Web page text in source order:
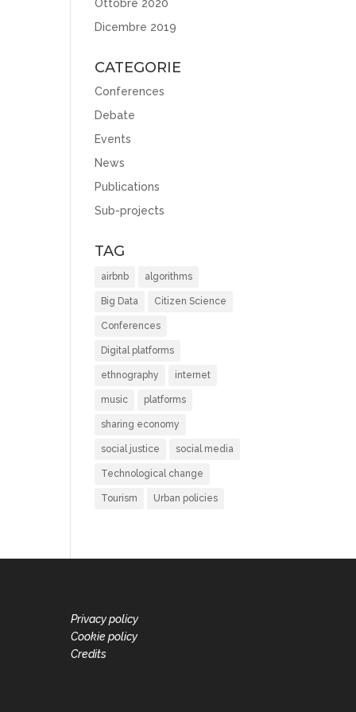
Ottobre 2020
Dicembre 2019
CATEGORIE
Conferences
Debate
Events
News
Publications
Sub-projects
TAG
airbnb algorithms
Big Data Citizen Science
Conferences
Digital platforms
ethnography internet
music platforms
sharing economy
social justice social media
Technological change
Tourism Urban policies
Privacy policy
Cookie policy
Credits